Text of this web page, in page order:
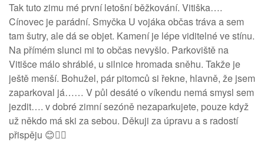
Tak tuto zimu mé první letošní běžkování. Vitiška….
Cínovec je parádní. Smyčka U vojáka občas tráva a sem
tam šutry, ale dá se objet. Kamení je lépe viditelné ve stínu.
Na přímém slunci mi to občas nevyšlo. Parkoviště na
Vitišce málo shráblé, u silnice hromada sněhu. Takže je
ještě menší. Bohužel, pár pitomců si řekne, hlavně, že jsem
zaparkoval já…… V půl desáté o víkendu nemá smysl sem
jezdit…. v dobré zimní sezóně nezaparkujete, pouze když
už někdo má ski za sebou. Děkuji za úpravu a s radostí
přispěju 😊👍🏻